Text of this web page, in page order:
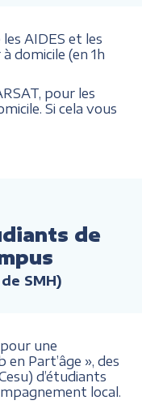
AIDES et les
domicile (en 1h
pour les
Si cela vous
de
SMH)
une
Part’âge », des
d’étudiants
local.